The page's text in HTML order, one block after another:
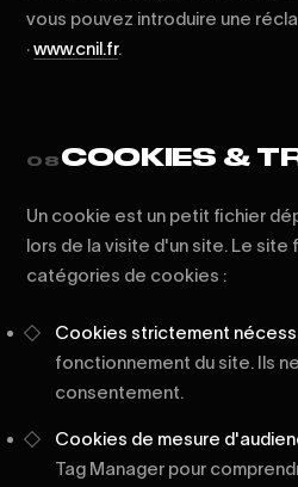
vous pouvez introduire une
·www.cnil.fr.
08 COOKIES &
Un cookie est un petit fichier
lors de la visite d'un site. Le site
catégories de cookies :
Cookies strictement
fonctionnement du site. Ils
consentement.
Cookies de mesure
Tag Manager pour